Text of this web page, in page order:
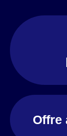
Offre